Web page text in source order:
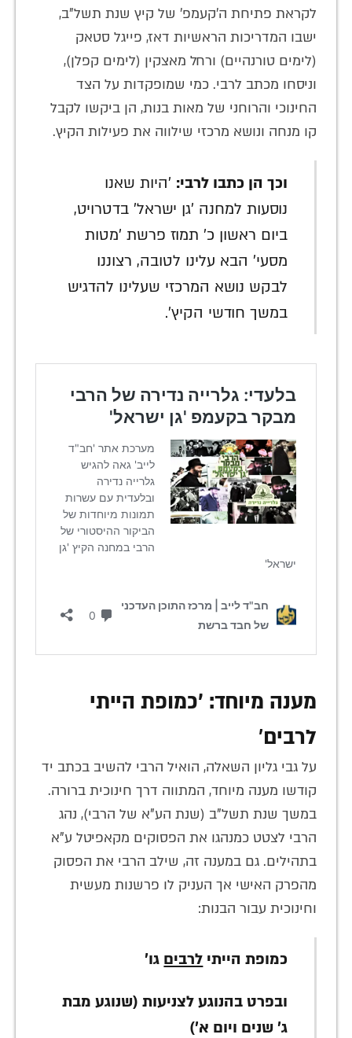
לקראת פתיחת ה'קעמפ' של קיץ שנת תשל"ב,
ישבו המדריכות הראשיות דאז, פייגל סטאק
(לימים טורנהיים) ורחל מאצקין (לימים קפלן),
וניסחו מכתב לרבי. כמי שמופקדות על הצד
החינוכי והרוחני של מאות בנות, הן ביקשו לקבל
קו מנחה ונושא מרכזי שילווה את פעילות הקיץ.
וכך הן כתבו לרבי: 'היות שאנו
נוסעות למחנה 'גן ישראל' בדטרויט,
ביום ראשון כ' תמוז פרשת 'מטות
מסעי' הבא עלינו לטובה, רצוננו
לבקש נושא המרכזי שעלינו להדגיש
במשך חודשי הקיץ'.
מענה מיוחד: 'כמופת הייתי
לרבים'
על גבי גליון השאלה, הואיל הרבי להשיב בכתב יד
קודשו מענה מיוחד, המתווה דרך חינוכית ברורה.
במשך שנת תשל"ב (שנת הע"א של הרבי), נהג
הרבי לצטט כמנהגו את הפסוקים מקאפיטל ע"א
בתהילים. גם במענה זה, שילב הרבי את הפסוק
מהפרק האישי אך העניק לו פרשנות מעשית
וחינוכית עבור הבנות:
כמופת הייתי לרבים גו'
ובפרט בהנוגע לצניעות (שנוגע מבת
ג' שנים ויום א')